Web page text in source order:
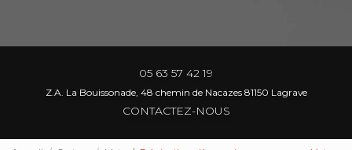
05 63 57 42 19
Z.A. La Bouissonade, 48 chemin de Nacazes 81150 Lagrave
CONTACTEZ-NOUS